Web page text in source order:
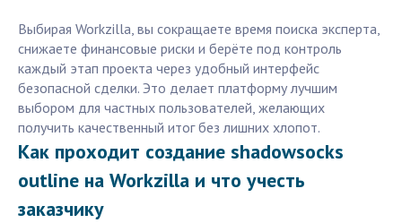
Выбирая Workzilla, вы сокращаете время поиска эксперта,
снижаете финансовые риски и берёте под контроль
каждый этап проекта через удобный интерфейс
безопасной сделки. Это делает платформу лучшим
выбором для частных пользователей, желающих
получить качественный итог без лишних хлопот.
Как проходит создание shadowsocks
outline на Workzilla и что учесть
заказчику